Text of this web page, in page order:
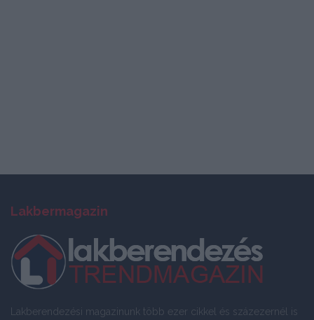
Lakbermagazin
Lakberendezési magazinunk több ezer cikkel és százezernél is